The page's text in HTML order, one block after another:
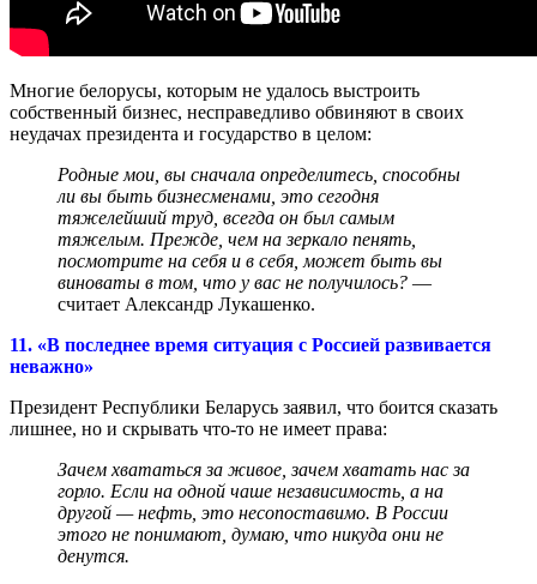
Многие белорусы, которым не удалось выстроить
собственный бизнес, несправедливо обвиняют в своих
неудачах президента и государство в целом:
Родные мои, вы сначала определитесь, способны
ли вы быть бизнесменами, это сегодня
тяжелейший труд, всегда он был самым
тяжелым. Прежде, чем на зеркало пенять,
посмотрите на себя и в себя, может быть вы
виноваты в том, что у вас не получилось? —
считает Александр Лукашенко.
11. «В последнее время ситуация с Россией развивается
неважно»
Президент Республики Беларусь заявил, что боится сказать
лишнее, но и скрывать что-то не имеет права:
Зачем хвататься за живое, зачем хватать нас за
горло. Если на одной чаше независимость, а на
другой — нефть, это несопоставимо. В России
этого не понимают, думаю, что никуда они не
денутся.